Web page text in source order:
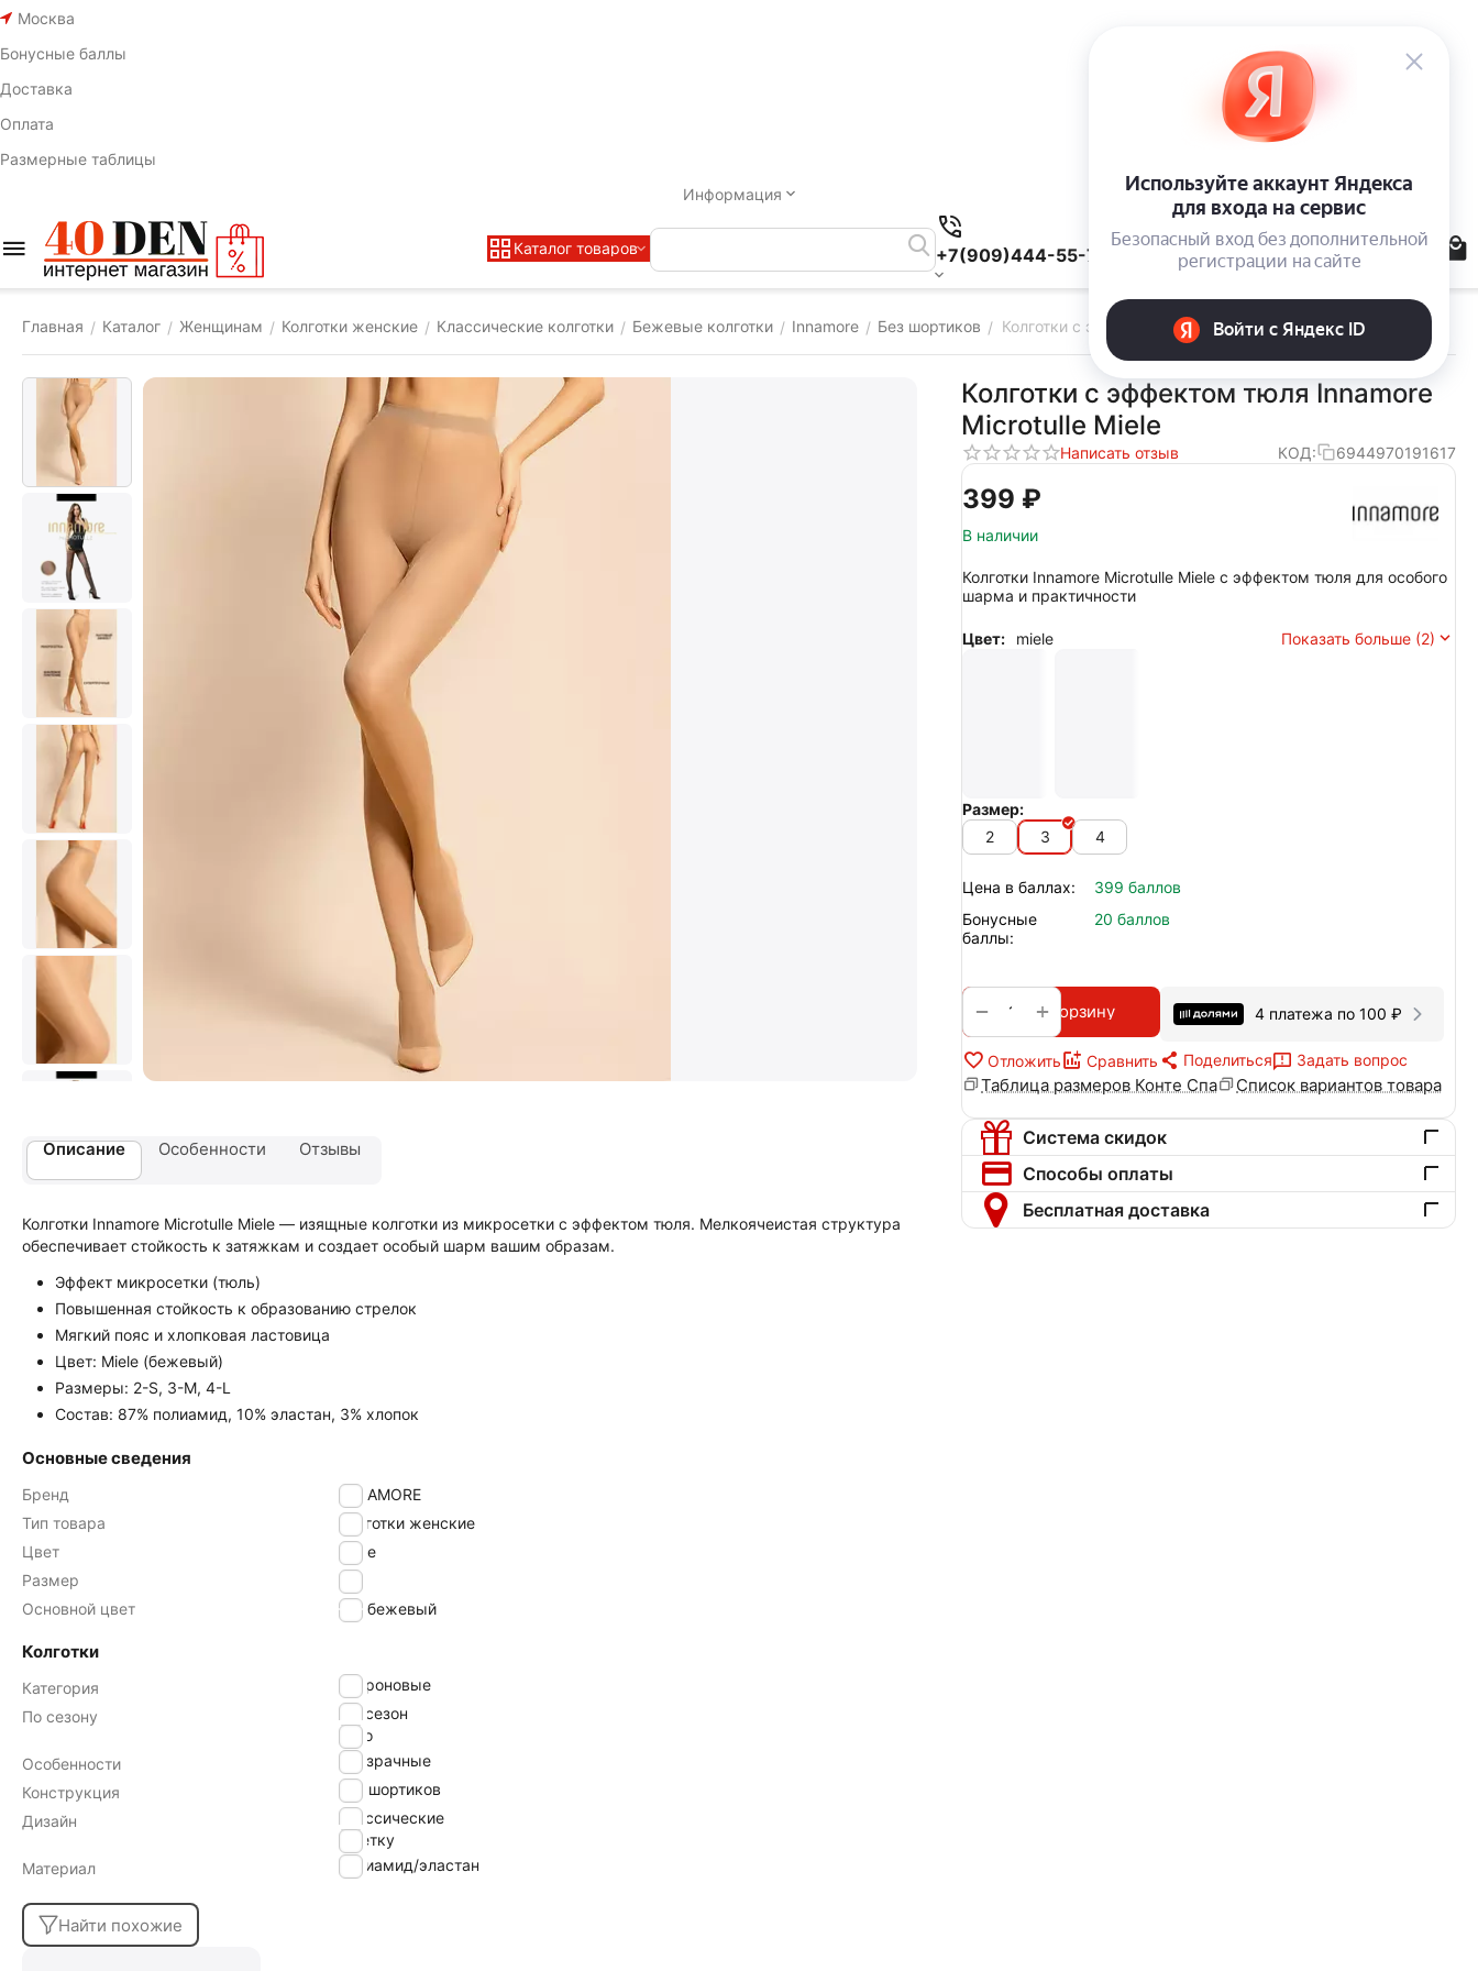
Москва
Бонусные баллы
Доставка
Оплата
Размерные таблицы
Информация
Каталог товаров +7(909)444-55-78
Главная / Каталог / Женщинам / Колготки женские / Классические колготки / Бежевые колготки / Innamore / Без шортиков / Колготки с эффектом тюля Innamore Microtulle Miele
Колготки с эффектом тюля Innamore
Microtulle Miele
Написать отзыв КОД: 6944970191617
‍399‍ ₽
В наличии
Колготки Innamore Microtulle Miele с эффектом тюля для особого
шарма и практичности
Цвет: miele Показать больше (2)
Размер:
2
3 4
Цена в баллах:
399 баллов
Бонусные
баллы:
20 баллов
+
− В корзину 4 платежа по 100 ₽
Отложить Сравнить Поделиться Задать вопрос
Таблица размеров Конте Спа Список вариантов товара
Система скидок
Способы оплаты
Бесплатная доставка
Описание Особенности Отзывы
Колготки Innamore Microtulle Miele — изящные колготки из микросетки с эффектом тюля. Мелкоячеистая структура
обеспечивает стойкость к затяжкам и создает особый шарм вашим образам.
Эффект микросетки (тюль)
Повышенная стойкость к образованию стрелок
Мягкий пояс и хлопковая ластовица
Цвет: Miele (бежевый)
Размеры: 2-S, 3-M, 4-L
Состав: 87% полиамид, 10% эластан, 3% хлопок
Основные сведения
Бренд
INNAMORE
Тип товара
Колготки женские
Цвет
miele
Размер
3
Основной цвет
бежевый
Колготки
Категория
капроновые
По сезону
всесезон
лето
Особенности
прозрачные
Конструкция
без шортиков
Дизайн
классические
в сетку
Материал
полиамид/эластан
Найти похожие